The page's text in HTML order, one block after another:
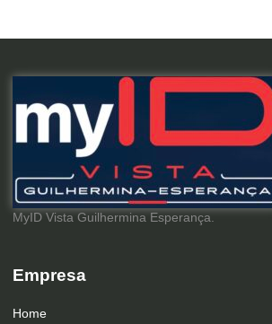
MyID Vista Guilhermina Esperança.
Empresa
Home